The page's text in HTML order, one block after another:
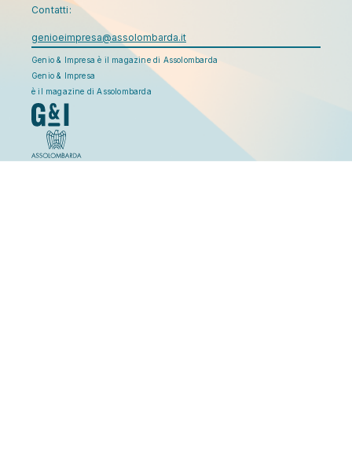
Contatti:
genioeimpresa@assolombarda.it
Genio & Impresa è il magazine di Assolombarda
Genio & Impresa
è il magazine di Assolombarda